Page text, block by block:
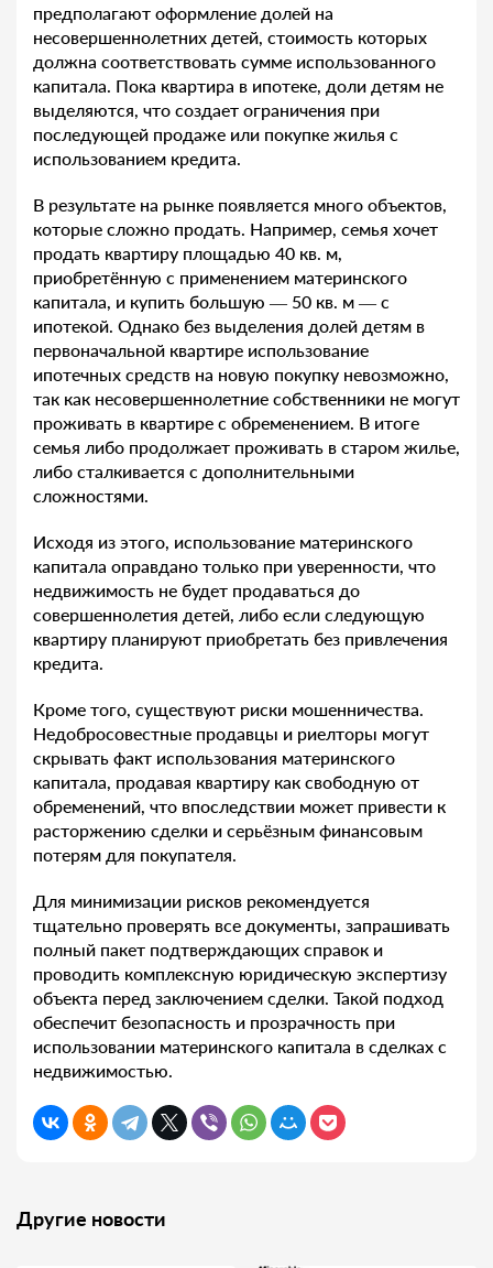
предполагают оформление долей на
несовершеннолетних детей, стоимость которых
должна соответствовать сумме использованного
капитала. Пока квартира в ипотеке, доли детям не
выделяются, что создает ограничения при
последующей продаже или покупке жилья с
использованием кредита.
В результате на рынке появляется много объектов,
которые сложно продать. Например, семья хочет
продать квартиру площадью 40 кв. м,
приобретённую с применением материнского
капитала, и купить большую — 50 кв. м — с
ипотекой. Однако без выделения долей детям в
первоначальной квартире использование
ипотечных средств на новую покупку невозможно,
так как несовершеннолетние собственники не могут
проживать в квартире с обременением. В итоге
семья либо продолжает проживать в старом жилье,
либо сталкивается с дополнительными
сложностями.
Исходя из этого, использование материнского
капитала оправдано только при уверенности, что
недвижимость не будет продаваться до
совершеннолетия детей, либо если следующую
квартиру планируют приобретать без привлечения
кредита.
Кроме того, существуют риски мошенничества.
Недобросовестные продавцы и риелторы могут
скрывать факт использования материнского
капитала, продавая квартиру как свободную от
обременений, что впоследствии может привести к
расторжению сделки и серьёзным финансовым
потерям для покупателя.
Для минимизации рисков рекомендуется
тщательно проверять все документы, запрашивать
полный пакет подтверждающих справок и
проводить комплексную юридическую экспертизу
объекта перед заключением сделки. Такой подход
обеспечит безопасность и прозрачность при
использовании материнского капитала в сделках с
недвижимостью.
Другие новости